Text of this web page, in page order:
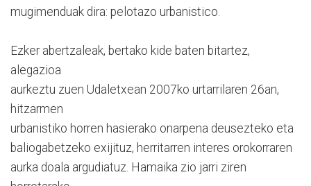
mugimenduak dira: pelotazo urbanistico.
Ezker abertzaleak, bertako kide baten bitartez,
alegazioa
aurkeztu zuen Udaletxean 2007ko urtarrilaren 26an,
hitzarmen
urbanistiko horren hasierako onarpena deusezteko eta
baliogabetzeko exijituz, herritarren interes orokorraren
aurka doala argudiatuz. Hamaika zio jarri ziren